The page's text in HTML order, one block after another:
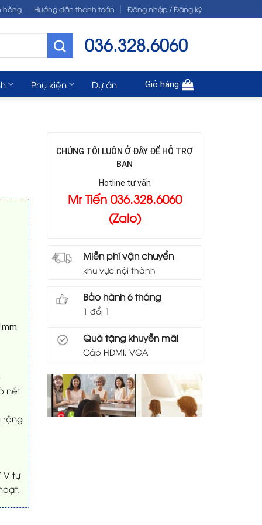
hàng Hướng dẫn thanh toán Đăng nhập / Đăng ký
036.328.6060
Phụ kiện Dự án Giỏ hàng
nét
rộng
V tự
CHÚNG TÔI LUÔN Ở ĐÂY ĐỂ HỖ TRỢ
BẠN
Hotline tư vấn
Mr Tiến 036.328.6060
(Zalo)
Miễn phí vận chuyển
khu vực nội thành
Bảo hành 6 tháng
1 đổi 1
Quà tặng khuyễn mãi
Cáp HDMI, VGA